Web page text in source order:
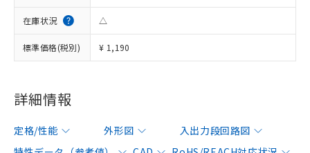
在庫状況 △
標準価格(税別) ¥ 1,190
詳細情報
定格/性能 外形図
入出力段回路図